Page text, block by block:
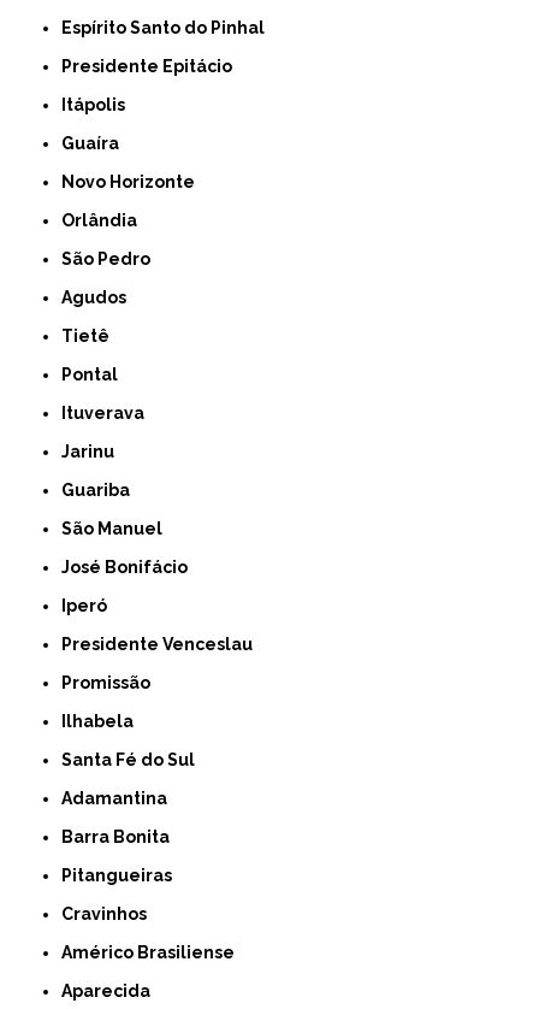
Espírito Santo do Pinhal
Presidente Epitácio
Itápolis
Guaíra
Novo Horizonte
Orlândia
São Pedro
Agudos
Tietê
Pontal
Ituverava
Jarinu
Guariba
São Manuel
José Bonifácio
Iperó
Presidente Venceslau
Promissão
Ilhabela
Santa Fé do Sul
Adamantina
Barra Bonita
Pitangueiras
Cravinhos
Américo Brasiliense
Aparecida